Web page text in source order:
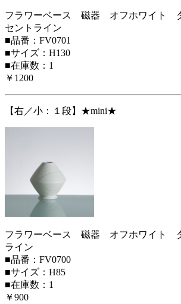
フラワーベース 磁器 オフホワイト
セントライン
■品番：FV0701
■サイズ：H130
■在庫数：1
￥1200
【右／小：１段】★mini★
フラワーベース 磁器 オフホワイト
ライン
■品番：FV0700
■サイズ：H85
■在庫数：1
￥900